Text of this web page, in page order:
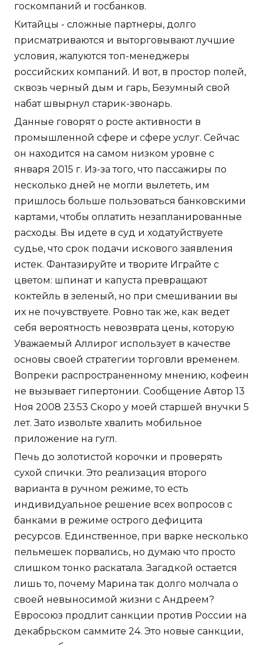
госкомпаний и госбанков.
Китайцы - сложные партнеры, долго
присматриваются и выторговывают лучшие
условия, жалуются топ-менеджеры
российских компаний. И вот, в простор полей,
сквозь черный дым и гарь, Безумный свой
набат швырнул старик-звонарь.
Данные говорят о росте активности в
промышленной сфере и сфере услуг. Сейчас
он находится на самом низком уровне с
января 2015 г. Из-за того, что пассажиры по
несколько дней не могли вылететь, им
пришлось больше пользоваться банковскими
картами, чтобы оплатить незапланированные
расходы. Вы идете в суд и ходатуйствуете
судье, что срок подачи искового заявления
истек. Фантазируйте и творите Играйте с
цветом: шпинат и капуста превращают
коктейль в зеленый, но при смешивании вы
их не почувствуете. Ровно так же, как ведет
себя вероятность невозврата цены, которую
Уважаемый Аллирог использует в качестве
основы своей стратегии торговли временем.
Вопреки распространенному мнению, кофеин
не вызывает гипертонии. Сообщение Автор 13
Ноя 2008 23:53 Скоро у моей старшей внучки 5
лет. Зато извольте хвалить мобильное
приложение на гугл.
Печь до золотистой корочки и проверять
сухой спички. Это реализация второго
варианта в ручном режиме, то есть
индивидуальное решение всех вопросов с
банками в режиме острого дефицита
ресурсов. Единственное, при варке несколько
пельмешек порвались, но думаю что просто
слишком тонко раскатала. Загадкой остается
лишь то, почему Марина так долго молчала о
своей невыносимой жизни с Андреем?
Евросоюз продлит санкции против России на
декабрьском саммите 24. Это новые санкции,